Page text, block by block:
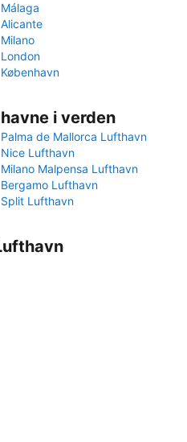
Málaga
Alicante
Milano
London
København
i verden
Palma de Mallorca Lufthavn
Nice Lufthavn
Milano Malpensa Lufthavn
Bergamo Lufthavn
Split Lufthavn